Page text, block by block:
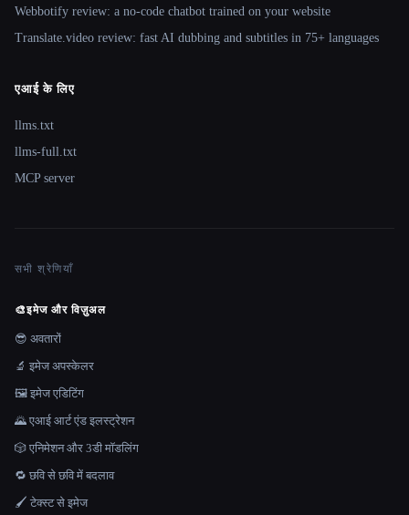
Webbotify review: a no-code chatbot trained on your website
Translate.video review: fast AI dubbing and subtitles in 75+ languages
एआई के लिए
llms.txt
llms-full.txt
MCP server
सभी श्रेणियाँ
🎨इमेज और विज़ुअल
😎 अवतारों
🔬 इमेज अपस्केलर
🖼️ इमेज एडिटिंग
🌄 एआई आर्ट एंड इलस्ट्रेशन
🎲 एनिमेशन और 3डी मॉडलिंग
🔁 छवि से छवि में बदलाव
🖌️ टेक्स्ट से इमेज